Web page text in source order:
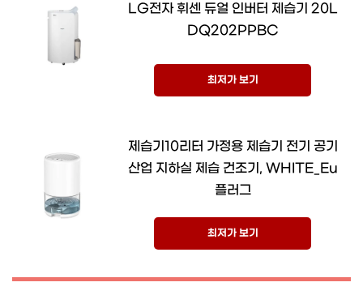
LG전자 휘센 듀얼 인버터 제습기 20L
DQ202PPBC
최저가 보기
제습기10리터 가정용 제습기 전기 공기
산업 지하실 제습 건조기, WHITE_Eu
플러그
최저가 보기